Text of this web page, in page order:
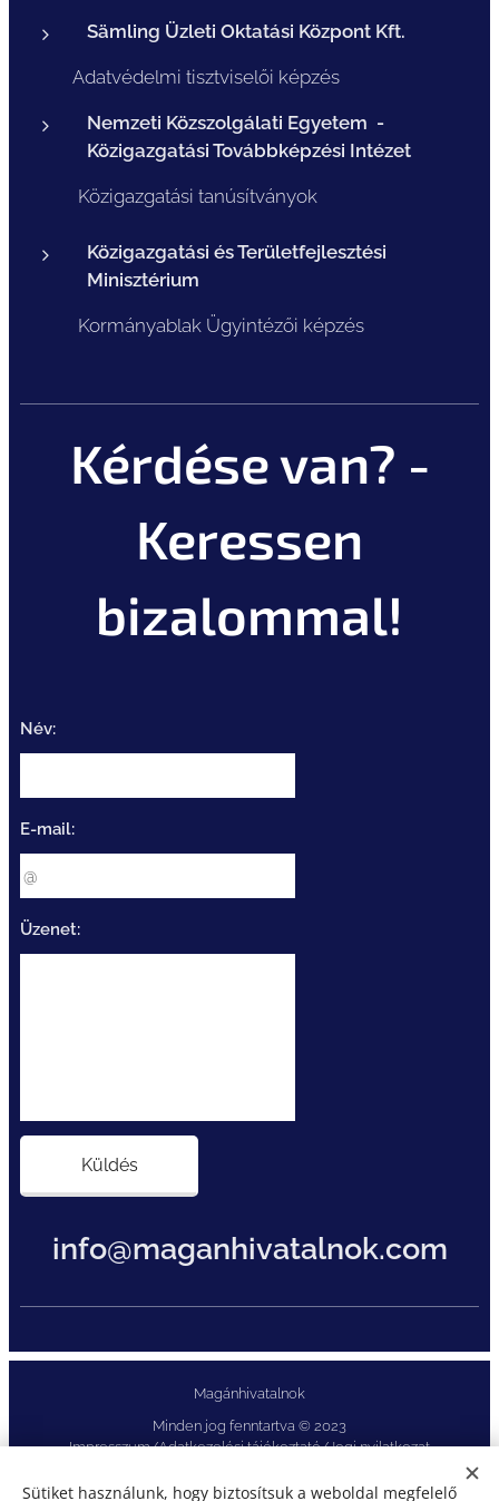
Sämling Üzleti Oktatási Központ Kft.
Adatvédelmi tisztviselői képzés
Nemzeti Közszolgálati Egyetem -
Közigazgatási Továbbképzési Intézet
Közigazgatási tanúsítványok
Közigazgatási és Területfejlesztési
Minisztérium
Kormányablak Ügyintézői képzés
Kérdése van? -
Keressen
bizalommal!
Név:
E-mail:
Üzenet:
Küldés
info@maganhivatalnok.com
Magánhivatalnok
Minden jog fenntartva © 2023
Impresszum/Adatkezelési tájékoztató/Jogi nyilatkozat
Sütiket használunk, hogy biztosítsuk a weboldal megfelelő